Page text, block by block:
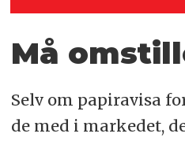
Må
Selv om papiravisa
de med i markedet,